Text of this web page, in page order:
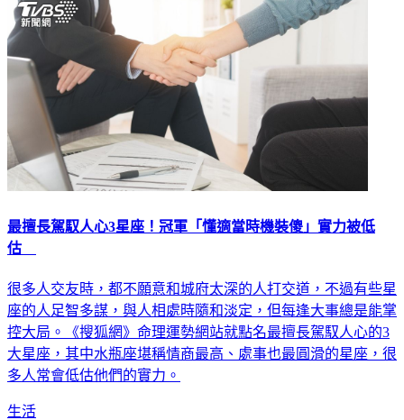
最擅長駕馭人心3星座！冠軍「懂適當時機裝傻」實力被低
估
很多人交友時，都不願意和城府太深的人打交道，不過有些星
座的人足智多謀，與人相處時隨和淡定，但每逢大事總是能掌
控大局。《搜狐網》命理運勢網站就點名最擅長駕馭人心的3
大星座，其中水瓶座堪稱情商最高、處事也最圓滑的星座，很
多人常會低估他們的實力。
生活